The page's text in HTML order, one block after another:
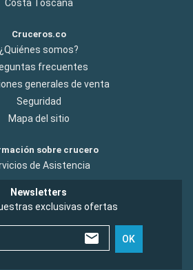
Costa Toscana
Cruceros.co
¿Quiénes somos?
frecuentes
generales de venta
Seguridad
Mapa del sitio
sobre crucero
de Asistencia
Newsletters
exclusivas ofertas
OK